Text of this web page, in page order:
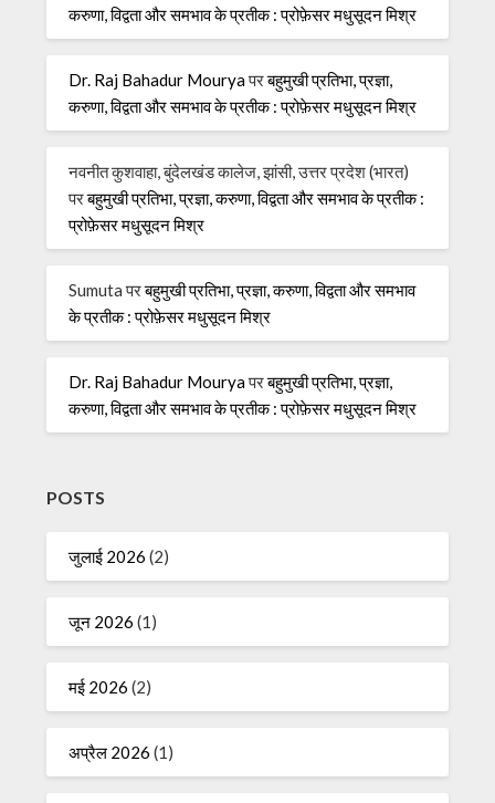
करुणा, विद्वता और समभाव के प्रतीक : प्रोफ़ेसर मधुसूदन मिश्र
Dr. Raj Bahadur Mouryaपरबहुमुखी प्रतिभा, प्रज्ञा,
करुणा, विद्वता और समभाव के प्रतीक : प्रोफ़ेसर मधुसूदन मिश्र
नवनीत कुशवाहा, बुंदेलखंड कालेज, झांसी, उत्तर प्रदेश (भारत)
परबहुमुखी प्रतिभा, प्रज्ञा, करुणा, विद्वता और समभाव के प्रतीक :
प्रोफ़ेसर मधुसूदन मिश्र
Sumutaपरबहुमुखी प्रतिभा, प्रज्ञा, करुणा, विद्वता और समभाव
के प्रतीक : प्रोफ़ेसर मधुसूदन मिश्र
Dr. Raj Bahadur Mouryaपरबहुमुखी प्रतिभा, प्रज्ञा,
करुणा, विद्वता और समभाव के प्रतीक : प्रोफ़ेसर मधुसूदन मिश्र
POSTS
जुलाई 2026 (2)
जून 2026 (1)
मई 2026 (2)
अप्रैल 2026 (1)